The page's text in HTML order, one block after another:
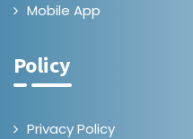
Mobile App
Policy
Privacy Policy